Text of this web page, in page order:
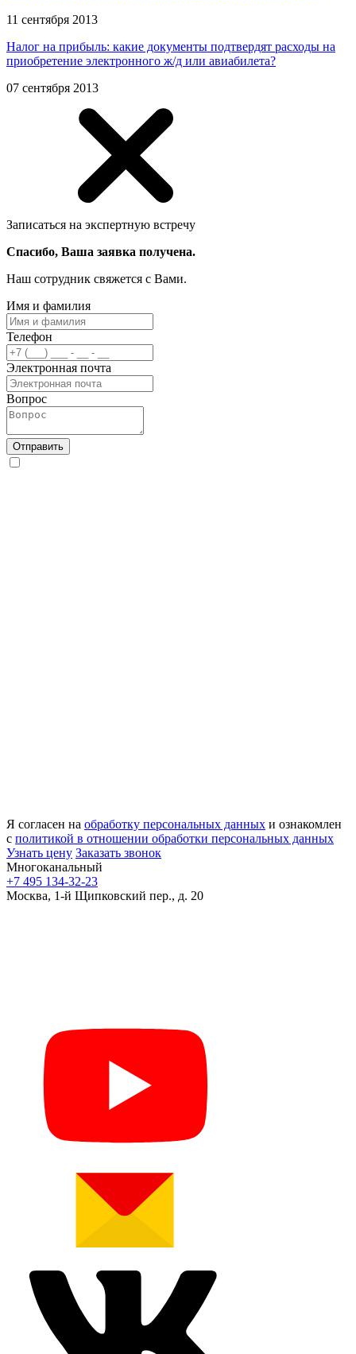
11 сентября 2013
Налог на прибыль: какие документы подтвердят расходы на
приобретение электронного ж/д или авиабилета?
07 сентября 2013
Записаться на экспертную встречу
Спасибо, Ваша заявка получена.
Наш сотрудник свяжется с Вами.
Имя и фамилия
Телефон
Электронная почта
Вопрос
Отправить
Я согласен на обработку персональных данных и ознакомлен
с политикой в отношении обработки персональных данных
Узнать цену Заказать звонок
Многоканальный
+7 495 134-32-23
Москва, 1-й Щипковский пер., д. 20